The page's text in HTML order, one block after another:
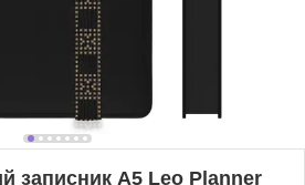
записник А5 Leo Planner